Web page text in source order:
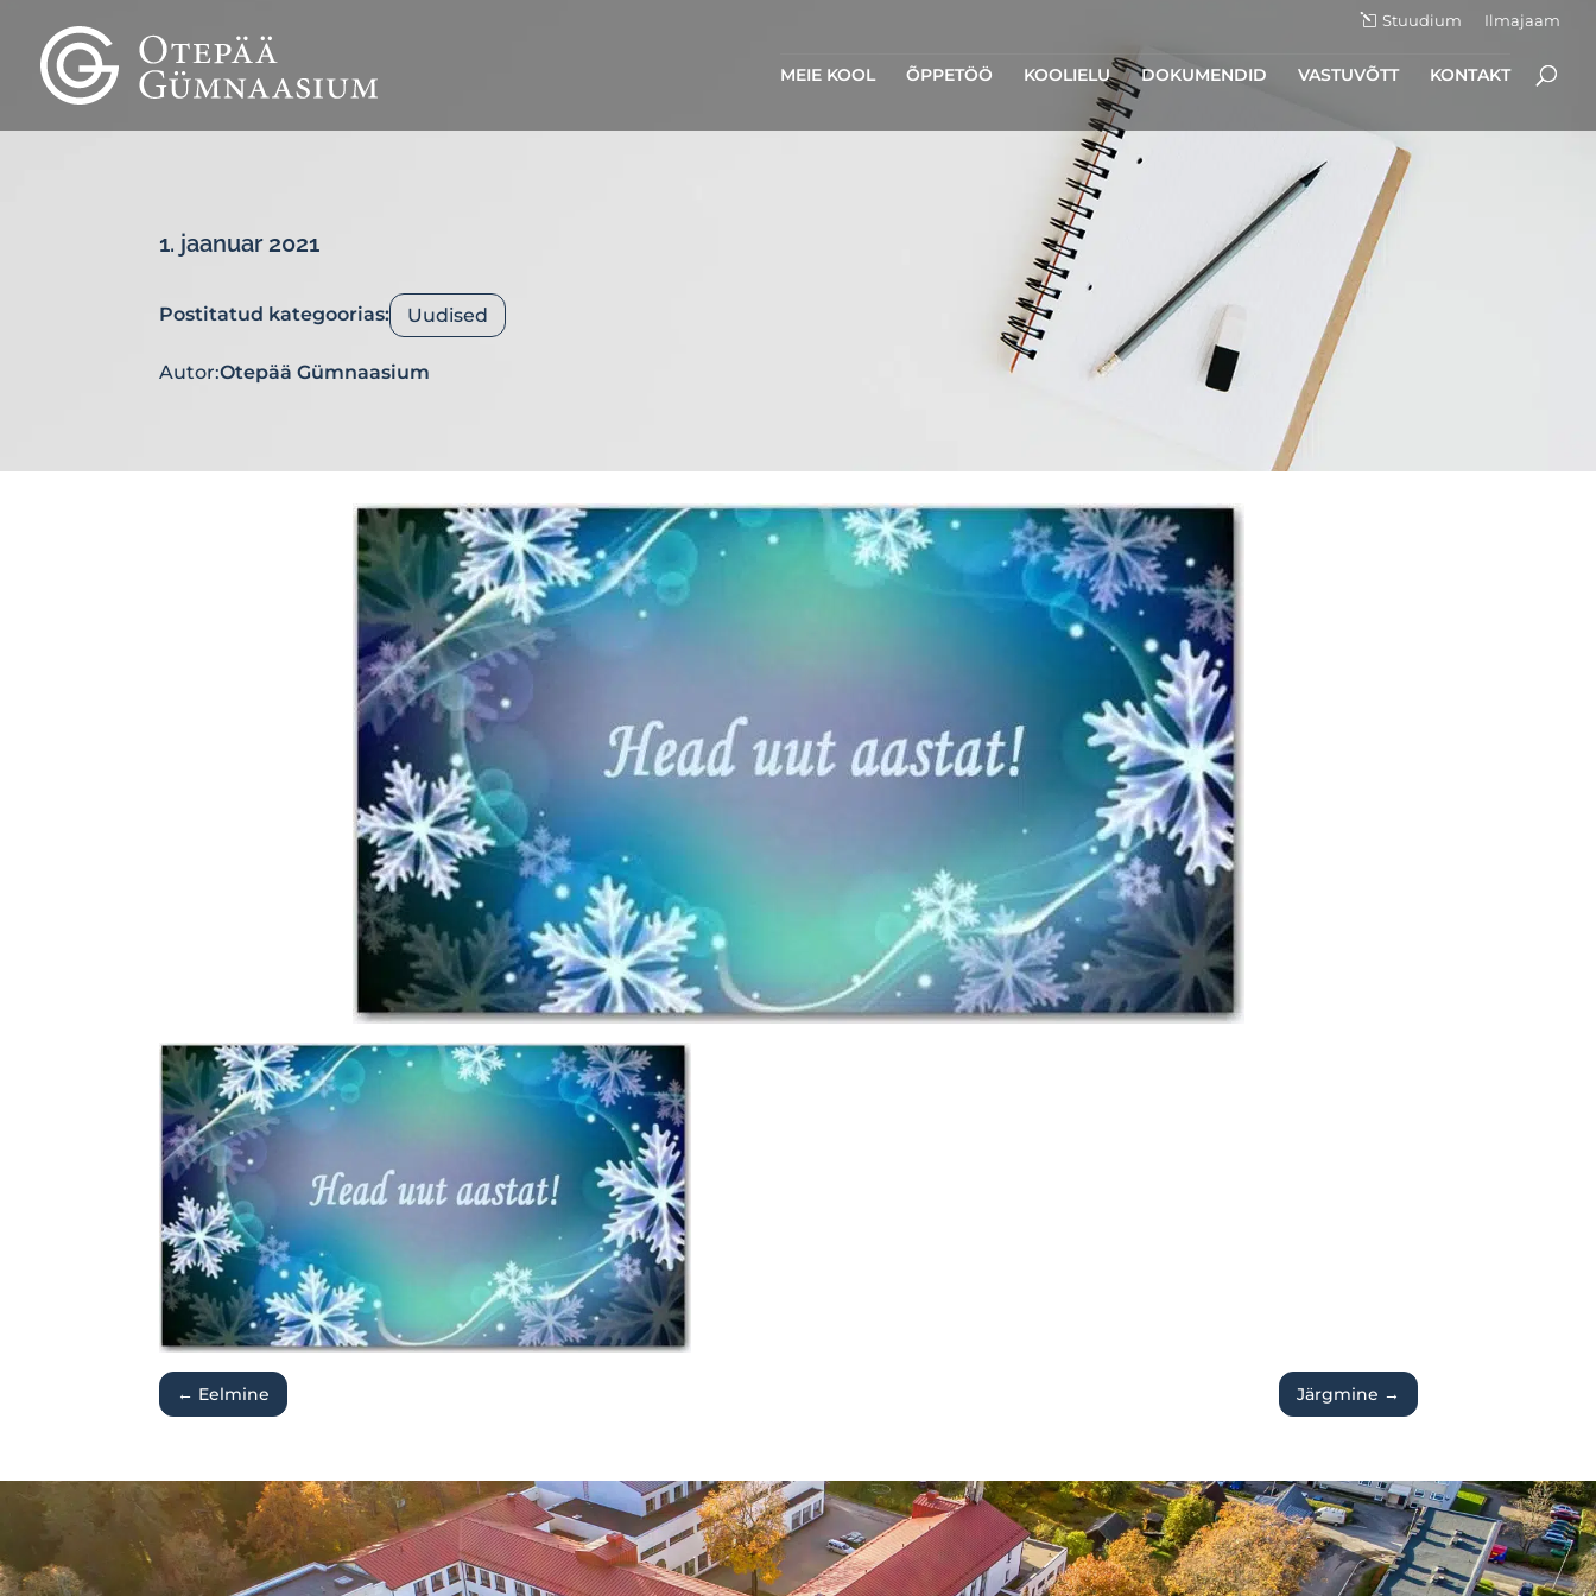
Stuudium Ilmajaam
MEIE KOOL ÕPPETÖÖ KOOLIELU DOKUMENDID VASTUVÕTT KONTAKT
1. jaanuar 2021
Postitatud kategoorias: Uudised
Autor:Otepää Gümnaasium
← Eelmine Järgmine →